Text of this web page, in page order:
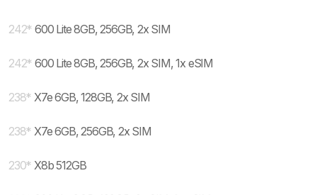
242* 600 Lite 8GB, 256GB, 2x SIM
242* 600 Lite 8GB, 256GB, 2x SIM, 1x eSIM
238* X7e 6GB, 128GB, 2x SIM
238* X7e 6GB, 256GB, 2x SIM
230* X8b 512GB